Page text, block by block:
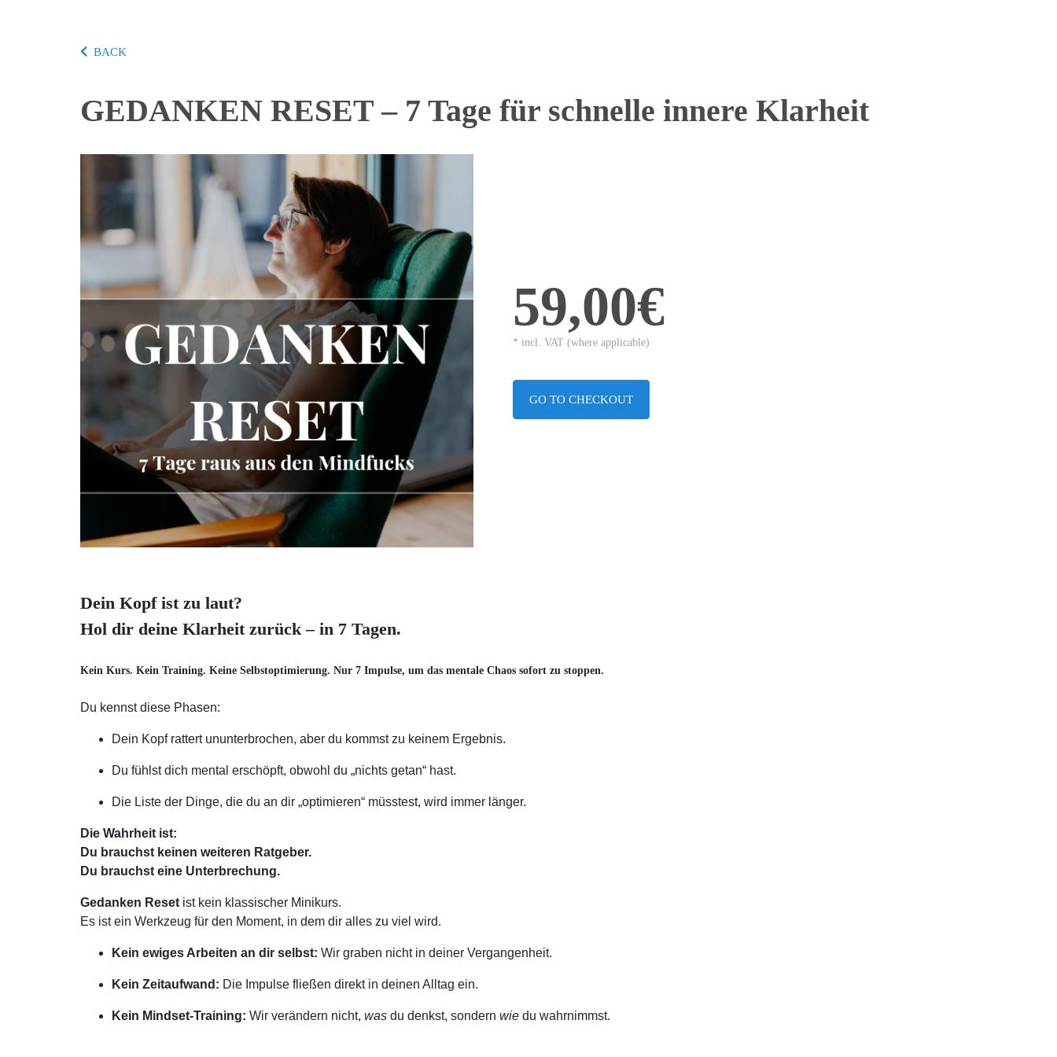
BACK
GEDANKEN RESET – 7 Tage für schnelle innere Klarheit
59,00€
* incl. VAT (where applicable)
GO TO CHECKOUT
Dein Kopf ist zu laut?
Hol dir deine Klarheit zurück – in 7 Tagen.
Kein Kurs. Kein Training. Keine Selbstoptimierung. Nur 7 Impulse, um das mentale Chaos sofort zu stoppen.
Du kennst diese Phasen:
Dein Kopf rattert ununterbrochen, aber du kommst zu keinem Ergebnis.
Du fühlst dich mental erschöpft, obwohl du „nichts getan“ hast.
Die Liste der Dinge, die du an dir „optimieren“ müsstest, wird immer länger.
Die Wahrheit ist:
Du brauchst keinen weiteren Ratgeber.
Du brauchst eine Unterbrechung.
Gedanken Reset ist kein klassischer Minikurs.
Es ist ein Werkzeug für den Moment, in dem dir alles zu viel wird.
Kein ewiges Arbeiten an dir selbst: Wir graben nicht in deiner Vergangenheit.
Kein Zeitaufwand: Die Impulse fließen direkt in deinen Alltag ein.
Kein Mindset-Training: Wir verändern nicht, was du denkst, sondern wie du wahrnimmst.